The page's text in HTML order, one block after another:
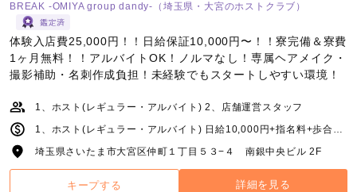
BREAK -OMIYA group dandy-（埼玉県・大宮のホストクラブ）
体験入店費25,000円！！日給保証10,000円〜！！寮完備＆寮費
1ヶ月無料！！アルバイトOK！ノルマなし！専属ヘアメイク・
撮影補助・名刺作成負担！未経験でもスタートしやすい環境！
1、ホスト(レギュラー・アルバイト) 2、店舗運営スタッフ
1、ホスト(レギュラー・アルバイト) 日給10,000円+指名料+歩合+各種賞金 2、店舗運営スタッフ 月給250,000円～
埼玉県さいたま市大宮区仲町１丁目５３−４ 南銀中央ビル 2F
キープする 詳細を見る